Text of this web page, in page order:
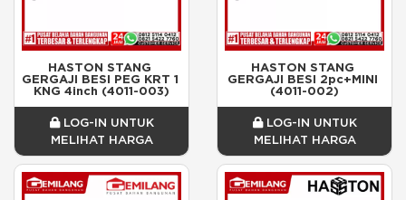
HASTON STANG
GERGAJI BESI PEG KRT 1
KNG 4inch (4011-003)
LOG-IN UNTUK
MELIHAT HARGA
HASTON STANG
GERGAJI BESI 2pc+MINI
(4011-002)
LOG-IN UNTUK
MELIHAT HARGA